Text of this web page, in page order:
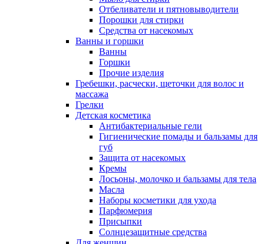
Отбеливатели и пятновыводители
Порошки для стирки
Средства от насекомых
Ванны и горшки
Ванны
Горшки
Прочие изделия
Гребешки, расчески, щеточки для волос и
массажа
Грелки
Детская косметика
Антибактериальные гели
Гигиенические помады и бальзамы для
губ
Защита от насекомых
Кремы
Лосьоны, молочко и бальзамы для тела
Масла
Наборы косметики для ухода
Парфюмерия
Присыпки
Солнцезащитные средства